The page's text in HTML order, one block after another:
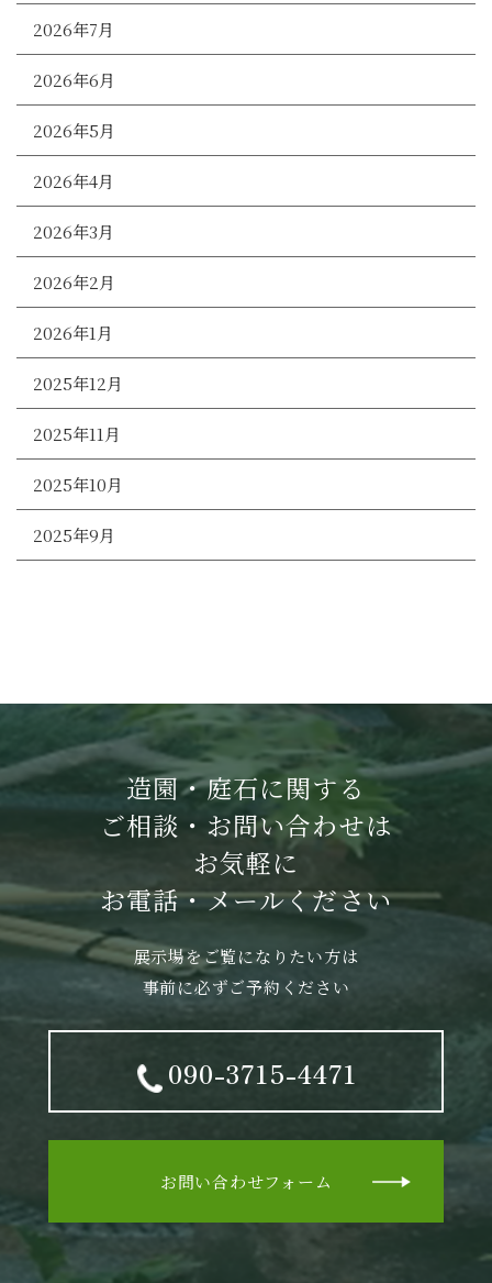
2026年7月
2026年6月
2026年5月
2026年4月
2026年3月
2026年2月
2026年1月
2025年12月
2025年11月
2025年10月
2025年9月
造園・庭石に関する
ご相談・お問い合わせは
お気軽に
お電話・メールください
展示場をご覧になりたい方は
事前に必ずご予約ください
090-3715-4471
お問い合わせフォーム